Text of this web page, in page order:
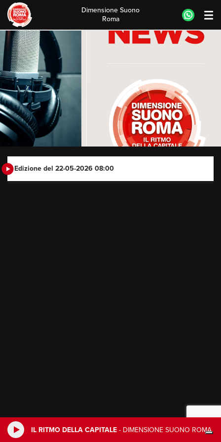
IL RITMO DELLA CAPITALE - DIMENSIONE SUONO ROMA
Skip
to
content
Dimensione Suono
Roma
Edizione del 22-05-2026 08:00